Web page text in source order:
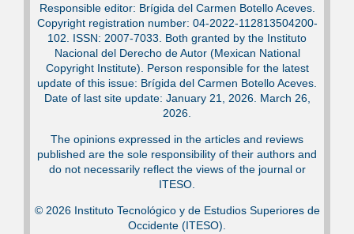
Responsible editor: Brígida del Carmen Botello Aceves.
Copyright registration number: 04-2022-112813504200-
102. ISSN: 2007-7033. Both granted by the Instituto
Nacional del Derecho de Autor (Mexican National
Copyright Institute). Person responsible for the latest
update of this issue: Brígida del Carmen Botello Aceves.
Date of last site update: January 21, 2026. March 26,
2026.
The opinions expressed in the articles and reviews
published are the sole responsibility of their authors and
do not necessarily reflect the views of the journal or
ITESO.
© 2026 Instituto Tecnológico y de Estudios Superiores de
Occidente (ITESO).